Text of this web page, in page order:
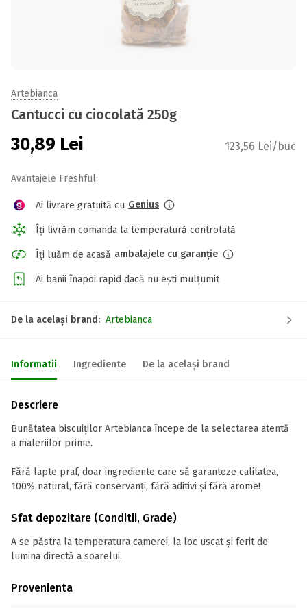
Artebianca
Cantucci cu ciocolată 250g
30,89 Lei 123,56 Lei/buc
Avantajele Freshful:
Ai livrare gratuită cu Genius
Îți livrăm comanda la temperatură controlată
Îți luăm de acasă ambalajele cu garanție
Ai banii înapoi rapid dacă nu ești mulțumit
De la același brand: Artebianca
Informatii Ingrediente De la același brand
Descriere
Bunătatea biscuiților Artebianca începe de la selectarea atentă
a materiilor prime.
Fără lapte praf, doar ingrediente care să garanteze calitatea,
100% natural, fără conservanți, fără aditivi și fără arome!
Sfat depozitare (Conditii, Grade)
A se păstra la temperatura camerei, la loc uscat și ferit de
lumina directă a soarelui.
Provenienta